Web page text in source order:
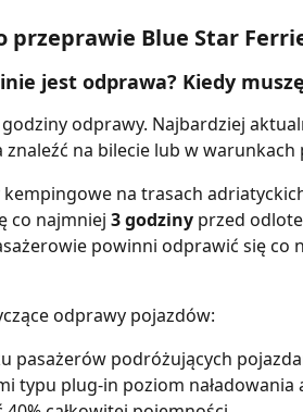
przeprawie Blue Star
jest odprawa? Kiedy
odprawy. Najbardziej
na bilecie lub w
kempingowe na trasach
co najmniej 3 godziny przed
powinni odprawić się co
odprawy pojazdów:
pasażerów podróżujących
typu plug-in poziom